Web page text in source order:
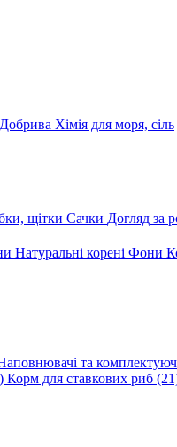
Добрива Хімія для моря, сіль
щітки Сачки Догляд за
Натуральні корені Фони
та
Корм для ставкових риб